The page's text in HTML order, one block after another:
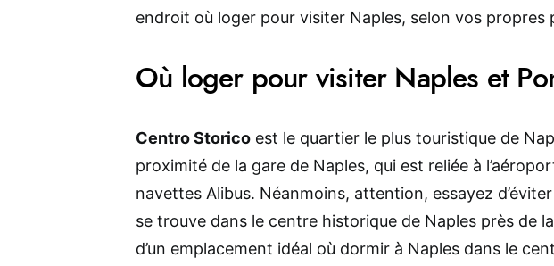
endroit où loger pour visiter Naples, selon vos propres
Où loger pour visiter Naples et
Centro Storico est le quartier le plus touristique de
proximité de la gare de Naples, qui est reliée à
navettes Alibus. Néanmoins, attention, essayez
se trouve dans le centre historique de Naples près de la
d’un emplacement idéal où dormir à Naples dans le